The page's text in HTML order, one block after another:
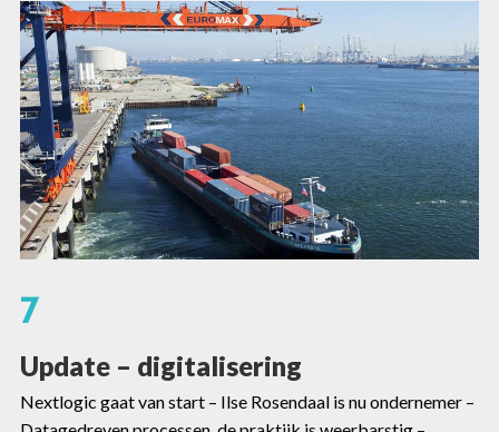
7
Update – digitalisering
Nextlogic gaat van start – Ilse Rosendaal is nu ondernemer –